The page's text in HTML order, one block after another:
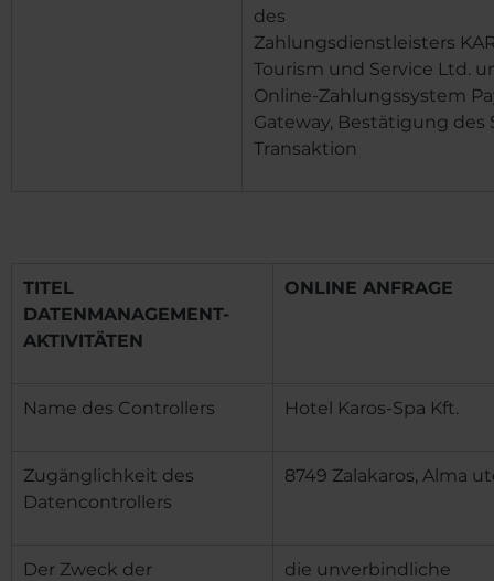
des
Zahlungsdienstleisters
Tourism und Service Ltd.
Online-Zahlungssystem
Gateway, Bestätigung des
Transaktion
TITEL
DATENMANAGEMENT-
AKTIVITÄTEN
ONLINE ANFRAGE
Name des Controllers Hotel Karos-Spa Kft.
Zugänglichkeit des
Datencontrollers
8749 Zalakaros, Alma
Der Zweck der
die unverbindliche